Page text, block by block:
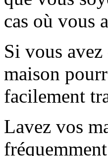
cas où vous
Si vous
maison
facilement
Lavez vos